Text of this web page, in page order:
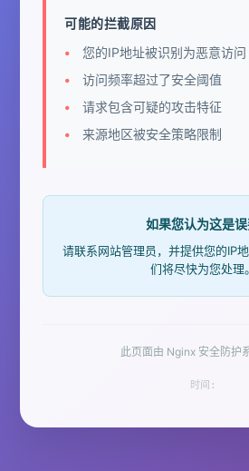
可能的拦截原因
您的IP地址被识别为恶意访问
访问频率超过了安全阈值
请求包含可疑的攻击特征
来源地区被安全策略限制
如果您认为这是误
请联系网站管理员，并提供您的IP
们将尽快为您处理。
此页面由 Nginx 安全防护
时间: